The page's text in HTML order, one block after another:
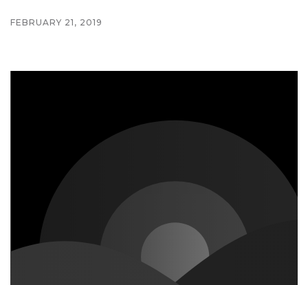
FEBRUARY 21, 2019